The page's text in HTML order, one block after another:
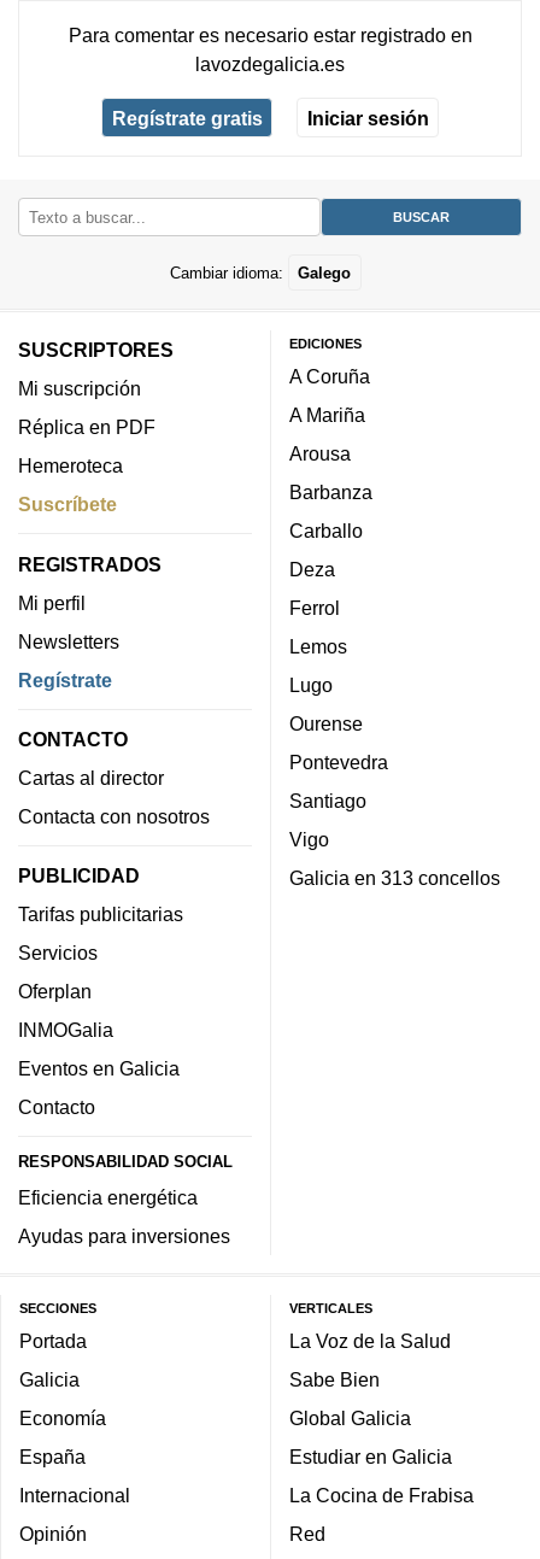
Para comentar es necesario estar registradoen
lavozdegalicia.es
Regístrate gratis Iniciar sesión
Cambiar idioma: Galego
SUSCRIPTORES
Mi suscripción
Réplica en PDF
Hemeroteca
Suscríbete
REGISTRADOS
Mi perfil
Newsletters
Regístrate
CONTACTO
Cartas al director
Contacta con nosotros
PUBLICIDAD
Tarifas publicitarias
Servicios
Oferplan
INMOGalia
Eventos en Galicia
Contacto
RESPONSABILIDAD SOCIAL
Eficiencia energética
Ayudas para inversiones
EDICIONES
A Coruña
A Mariña
Arousa
Barbanza
Carballo
Deza
Ferrol
Lemos
Lugo
Ourense
Pontevedra
Santiago
Vigo
Galicia en 313 concellos
SECCIONES
Portada
Galicia
Economía
España
Internacional
Opinión
VERTICALES
La Voz de la Salud
Sabe Bien
Global Galicia
Estudiar en Galicia
La Cocina de Frabisa
Red